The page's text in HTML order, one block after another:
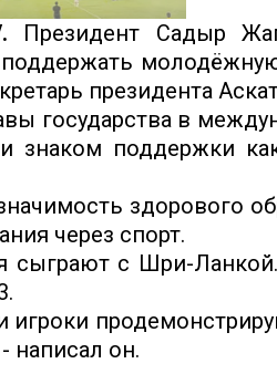
Президент Садыр
президента
государства в
знаком поддержки
здорового
через спорт.
сыграют с Шри-
игроки
написал он.